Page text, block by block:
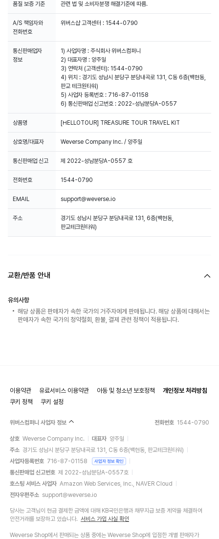
품질 보증 기준 관련 법 및 소비자분쟁 해결기준에 따름.
A/S 책임자와
전화번호
위버스샵 고객센터 : 1544-0790
통신판매업자
정보
1) 사업자명 : 주식회사 위버스컴퍼니
2) 대표자명 : 양주일
3) 연락처 (고객센터): 1544-0790
4) 위치 : 경기도 성남시 분당구 분당내곡로 131, C동 6층(백현동,
판교 테크원타워)
5) 사업자 등록번호 : 716-87-01158
6) 통신판매업 신고번호 : 2022-성남분당A-0557
상품명 [HELLOTOUR] TREASURE TOUR TRAVEL KIT
상호명/대표자 Weverse Company Inc. / 양주일
통신판매업 신고 제 2022-성남분당A-0557 호
전화번호 1544-0790
EMAIL support@weverse.io
주소
경기도 성남시 분당구 분당내곡로 131, 6층(백현동,
판교테크원타워)
교환/반품 안내
유의사항
해당 상품은 판매자가 속한 국가의 거주자에게 판매됩니다. 해당 상품에 대해서는
판매자가 속한 국가의 청약철회, 환불, 결제 관련 정책이 적용됩니다.
이용약관 유료서비스 이용약관 아동 및 청소년 보호정책
개인정보 처리방침
쿠키 정책
쿠키 설정
위버스컴퍼니 사업자 정보 전화번호 1544-0790
상호 Weverse Company Inc. 대표자 양주일
주소 경기도 성남시 분당구 분당내곡로 131, C동 6층(백현동, 판교테크원타워)
사업자등록번호 716-87-01158 사업자 정보 확인
통신판매업 신고번호 제 2022-성남분당A-0557호
호스팅 서비스 사업자 Amazon Web Services, Inc., NAVER Cloud
전자우편주소 support@weverse.io
당사는 고객님이 현금 결제한 금액에 대해 KB국민은행과 채무지급 보증 계약을 체결하여
안전거래를 보장하고 있습니다. 서비스 가입 사실 확인
Weverse Shop에서 판매되는 상품 중에는 Weverse Shop에 입점한 개별 판매자가